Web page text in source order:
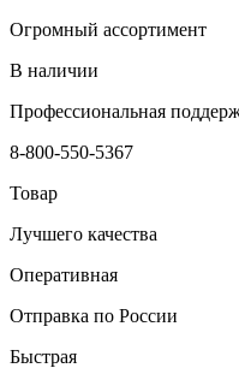
Огромный ассортимент
В наличии
Профессиональная
8-800-550-5367
Товар
Лучшего качества
Оперативная
Отправка по России
Быстрая